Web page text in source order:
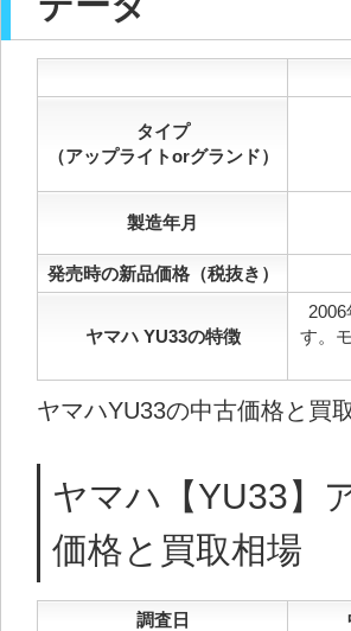
タイプ
（アップライトorグランド）
製造年月
発売時の新品価格（税抜き）
ヤマハ YU33の特徴
す。
ヤマハYU33の中古価格と買
ヤマハ【YU33】
価格と買取相場
調査日